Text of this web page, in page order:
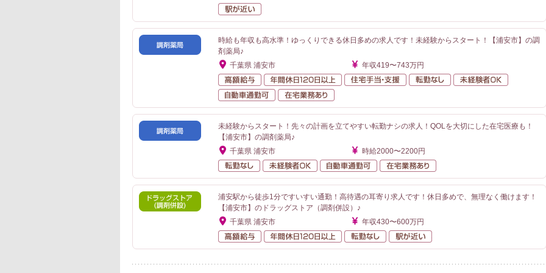
時給も年収も高水準！ゆっくりできる休日多めの求人です！未経験からスタート！【浦安市】の調
剤薬局♪
千葉県 浦安市
年収419〜743万円
高額給与
年間休日120日以上 住宅手当・支援 転勤なし
自動車通勤可
未経験からスタート！先々の計画を立てやすい転勤ナシの求人！QOLを大切にした在宅医療も！
【浦安市】の調剤薬局♪
千葉県 浦安市
時給2000〜2200円
転勤なし
未経験者OK 自動車通勤可
浦安駅から徒歩1分ですいすい通勤！高待遇の耳寄り求人です！休日多めで、無理なく働けます！
【浦安市】のドラッグストア（調剤併設）♪
千葉県 浦安市
年収430〜600万円
高額給与
年間休日120日以上
転勤なし